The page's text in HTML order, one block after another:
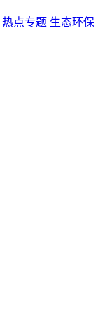
热点专题 生态环保